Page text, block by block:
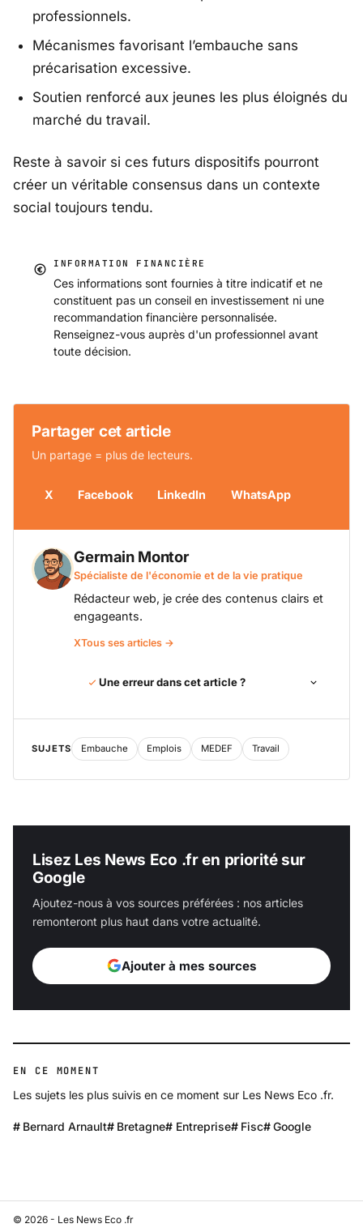
professionnels.
Mécanismes favorisant l’embauche sans
précarisation excessive.
Soutien renforcé aux jeunes les plus éloignés du
marché du travail.
Reste à savoir si ces futurs dispositifs pourront
créer un véritable consensus dans un contexte
social toujours tendu.
INFORMATION FINANCIÈRE
Ces informations sont fournies à titre indicatif et ne
constituent pas un conseil en investissement ni une
recommandation financière personnalisée.
Renseignez-vous auprès d'un professionnel avant
toute décision.
Partager cet article
Un partage = plus de lecteurs.
X Facebook LinkedIn WhatsApp
Germain Montor
Spécialiste de l'économie et de la vie pratique
Rédacteur web, je crée des contenus clairs et
engageants.
XTous ses articles →
Une erreur dans cet article ?
SUJETS Embauche Emplois MEDEF Travail
Lisez Les News Eco .fr en priorité sur
Google
Ajoutez-nous à vos sources préférées : nos articles
remonteront plus haut dans votre actualité.
Ajouter à mes sources
EN CE MOMENT
Les sujets les plus suivis en ce moment sur Les News Eco .fr.
Bernard Arnault Bretagne Entreprise Fisc Google
© 2026 - Les News Eco .fr